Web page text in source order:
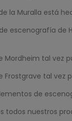
la Muralla está
escenografía de
Mordheim tal vez
Frostgrave tal vez
de
todos nuestros